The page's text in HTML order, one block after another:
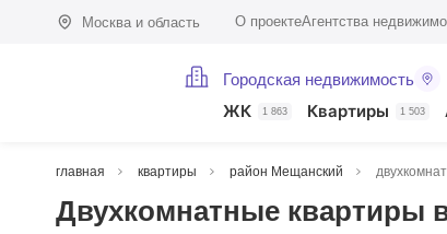
Москва и область О проектеАгентства
Городская недвижимость
ЖК 1 863 Квартиры 1 503
главная квартиры район Мещанский
Двухкомнатные квартиры